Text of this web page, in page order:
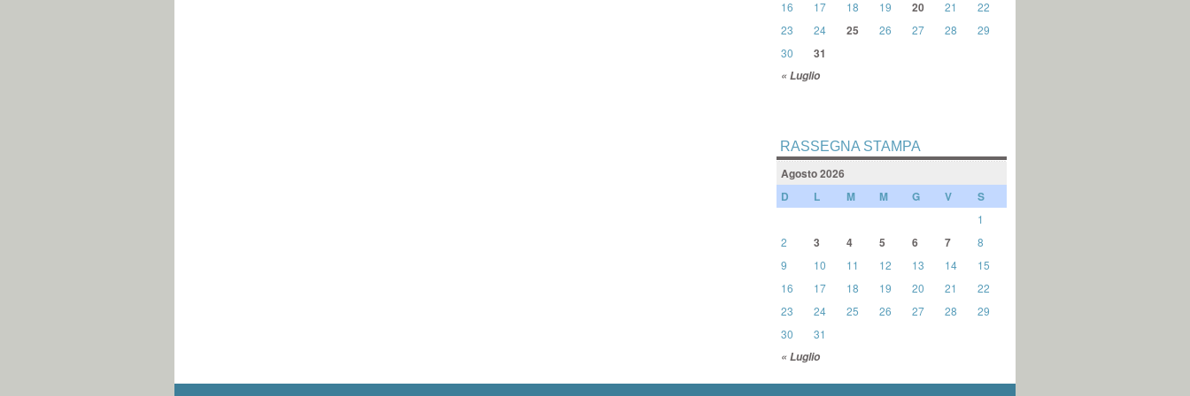
« Luglio
16
17 18 19 20 21
22
23
24 25 26 27 28
29
30
31
RASSEGNA STAMPA
Agosto 2026
D
L M M G V S
« Luglio
1
2
3 4 5 6 7
8
9
10 11 12 13 14
15
16
17 18 19 20 21
22
23
24 25 26 27 28
29
30
31